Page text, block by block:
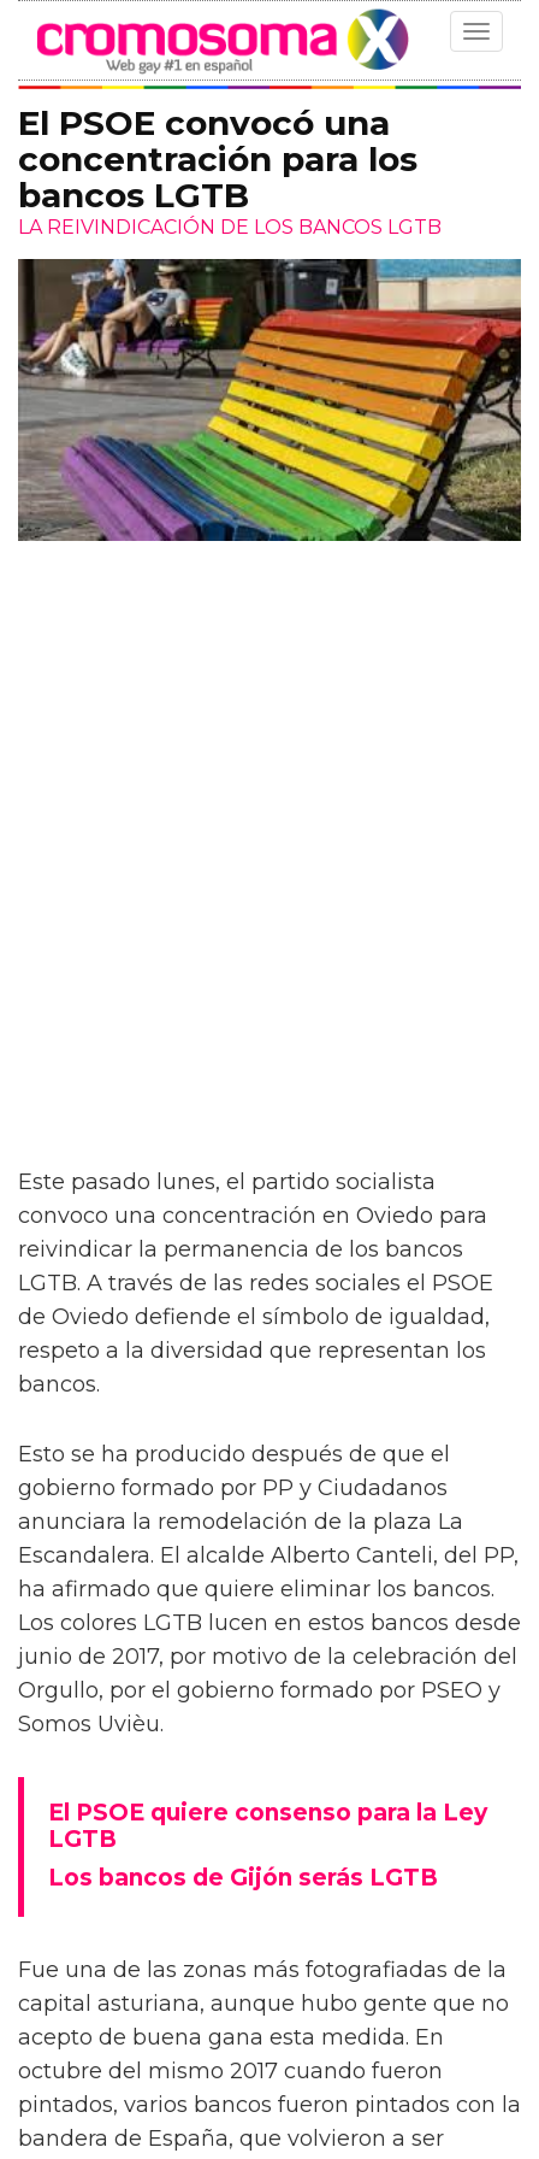
Toggle
El PSOE convocó una
concentración para los
bancos LGTB
LA REIVINDICACIÓN DE LOS BANCOS LGTB
Este pasado lunes, el partido socialista
convoco una concentración en Oviedo para
reivindicar la permanencia de los bancos
LGTB. A través de las redes sociales el PSOE
de Oviedo defiende el símbolo de igualdad,
respeto a la diversidad que representan los
bancos.
Esto se ha producido después de que el
gobierno formado por PP y Ciudadanos
anunciara la remodelación de la plaza La
Escandalera. El alcalde Alberto Canteli, del PP,
ha afirmado que quiere eliminar los bancos.
Los colores LGTB lucen en estos bancos desde
junio de 2017, por motivo de la celebración del
Orgullo, por el gobierno formado por PSEO y
Somos Uvièu.
El PSOE quiere consenso para la Ley
LGTB
Los bancos de Gijón serás LGTB
Fue una de las zonas más fotografiadas de la
capital asturiana, aunque hubo gente que no
acepto de buena gana esta medida. En
octubre del mismo 2017 cuando fueron
pintados, varios bancos fueron pintados con la
bandera de España, que volvieron a ser